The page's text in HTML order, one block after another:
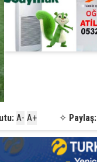
A- A+ ✧ Paylaş: